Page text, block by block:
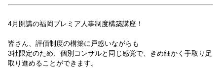
4月開講の福岡プレミア人事制度構築講座！
皆さん、評価制度の構築に戸惑いながらも
3社限定のため、個別コンサルと同じ感覚で、きめ細かく手取り足
取り進めることができます。